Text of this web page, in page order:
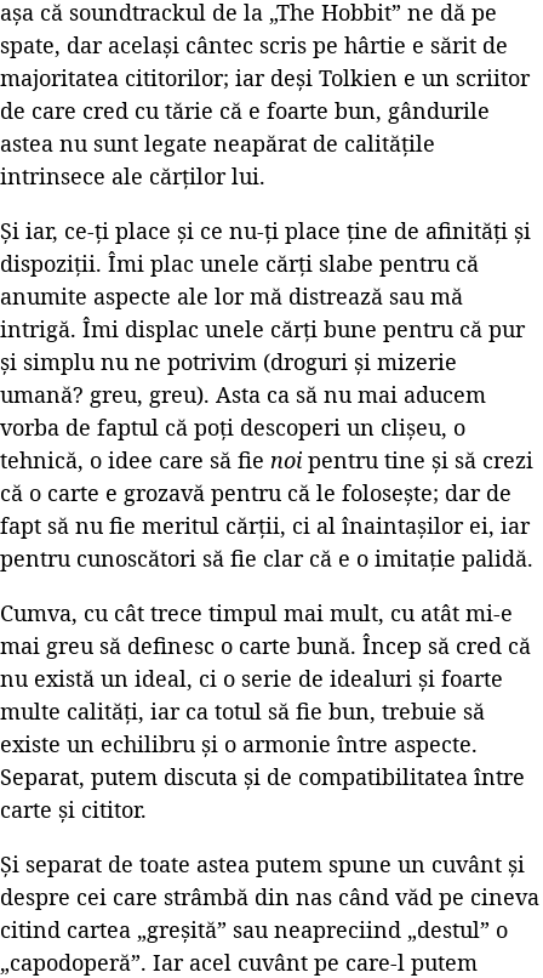
așa că soundtrackul de la „The Hobbit” ne dă pe
spate, dar același cântec scris pe hârtie e sărit de
majoritatea cititorilor; iar deși Tolkien e un scriitor
de care cred cu tărie că e foarte bun, gândurile
astea nu sunt legate neapărat de calitățile
intrinsece ale cărților lui.
Și iar, ce-ți place și ce nu-ți place ține de afinități și
dispoziții. Îmi plac unele cărți slabe pentru că
anumite aspecte ale lor mă distrează sau mă
intrigă. Îmi displac unele cărți bune pentru că pur
și simplu nu ne potrivim (droguri și mizerie
umană? greu, greu). Asta ca să nu mai aducem
vorba de faptul că poți descoperi un clișeu, o
tehnică, o idee care să fie noi pentru tine și să crezi
că o carte e grozavă pentru că le folosește; dar de
fapt să nu fie meritul cărții, ci al înaintașilor ei, iar
pentru cunoscători să fie clar că e o imitație palidă.
Cumva, cu cât trece timpul mai mult, cu atât mi-e
mai greu să definesc o carte bună. Încep să cred că
nu există un ideal, ci o serie de idealuri și foarte
multe calități, iar ca totul să fie bun, trebuie să
existe un echilibru și o armonie între aspecte.
Separat, putem discuta și de compatibilitatea între
carte și cititor.
Și separat de toate astea putem spune un cuvânt și
despre cei care strâmbă din nas când văd pe cineva
citind cartea „greșită” sau neapreciind „destul” o
„capodoperă”. Iar acel cuvânt pe care-l putem